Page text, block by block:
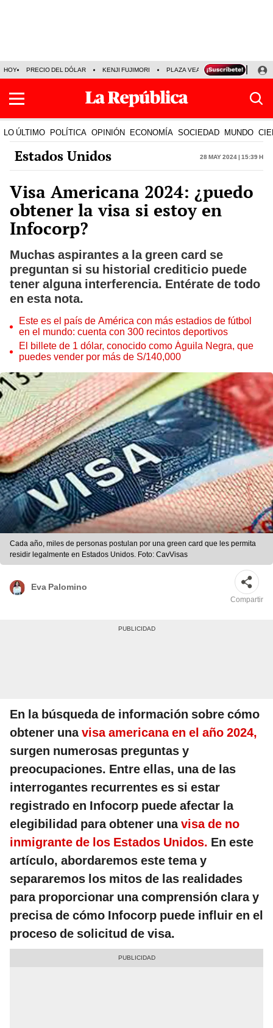
HOY PRECIO DEL DÓLAR KENJI FUJIMORI PLAZA VEA FERIADOS
LO ÚLTIMO POLÍTICA OPINIÓN ECONOMÍA SOCIEDAD MUNDO
Estados Unidos 28 May 2024 | 15:39 h
Visa Americana 2024: ¿puedo
obtener la visa si estoy en
Infocorp?
Muchas aspirantes a la green card se
preguntan si su historial crediticio puede
tener alguna interferencia. Entérate de todo
en esta nota.
Este es el país de América con más estadios de fútbol
en el mundo: cuenta con 300 recintos deportivos
El billete de 1 dólar, conocido como Águila Negra, que
puedes vender por más de S/140,000
Cada año, miles de personas postulan por una green card que les permita
residir legalmente en Estados Unidos. Foto: CavVisas
Eva Palomino
Compartir
En la búsqueda de información sobre cómo
obtener unavisa americana en el año 2024,
surgen numerosas preguntas y
preocupaciones. Entre ellas, una de las
interrogantes recurrentes es si estar
registrado en Infocorp puede afectar la
elegibilidad para obtener unavisa de no
inmigrante de los Estados Unidos. En este
artículo, abordaremos este tema y
separaremos los mitos de las realidades
para proporcionar una comprensión clara y
precisa de cómo Infocorp puede influir en el
proceso de solicitud de visa.